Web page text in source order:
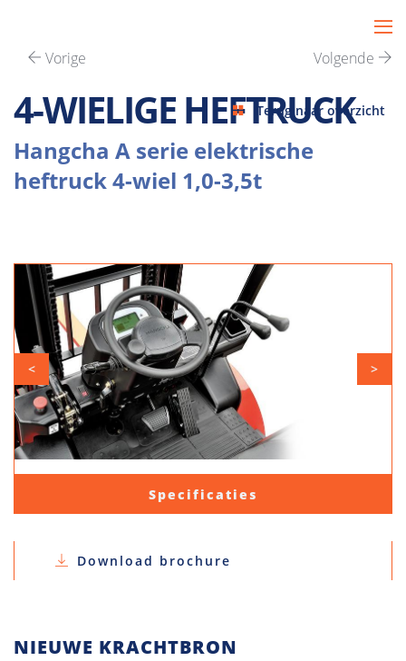
Vorige Volgende
Terug naar overzicht
4-WIELIGE HEFTRUCK
Hangcha A serie elektrische
heftruck 4-wiel 1,0-3,5t
< >
Specificaties
Download brochure
NIEUWE KRACHTBRON